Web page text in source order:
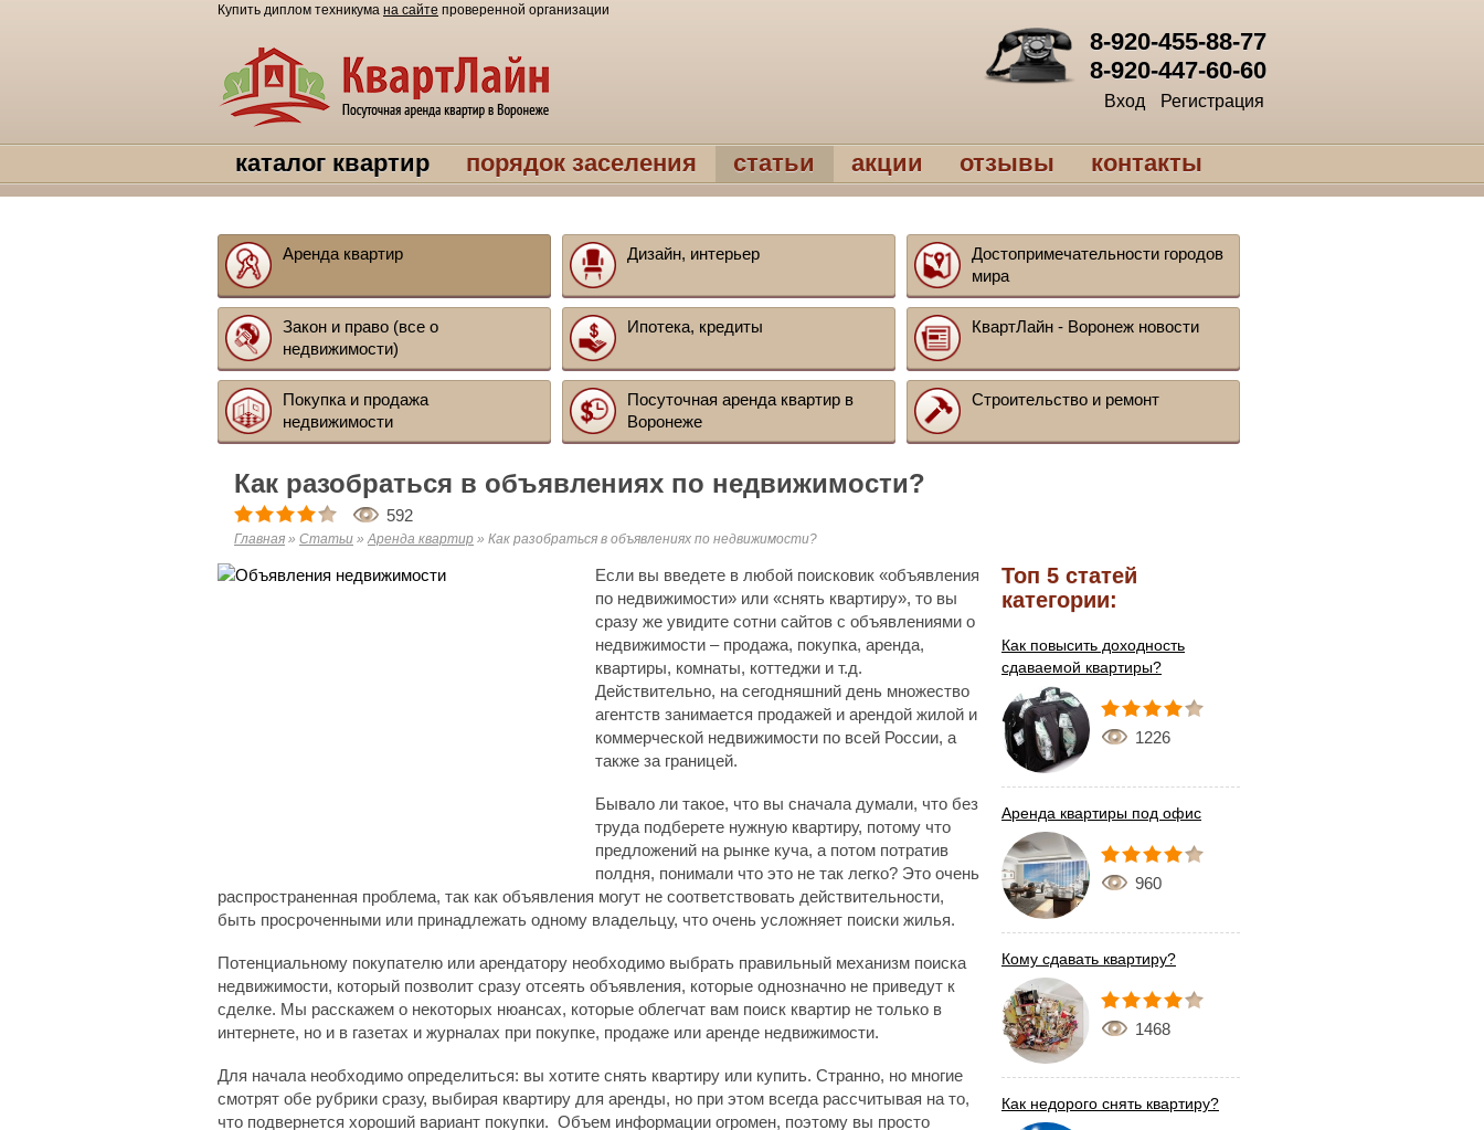
Купить диплом техникума на сайте проверенной организации
8-920-455-88-77
8-920-447-60-60
Вход Регистрация
каталог квартир порядок заселения статьи акции отзывы контакты
Аренда квартир Дизайн, интерьер
Достопримечательности городов
мира
Закон и право (все о
недвижимости)
Ипотека, кредиты КвартЛайн - Воронеж новости
Покупка и продажа
недвижимости
Посуточная аренда квартир в
Воронеже
Строительство и ремонт
Как разобраться в объявлениях по недвижимости?
592
Главная » Статьи »Аренда квартир » Как разобраться в объявлениях по недвижимости?
Если вы введете в любой поисковик «объявления
по недвижимости» или «снять квартиру», то вы
сразу же увидите сотни сайтов с объявлениями о
недвижимости – продажа, покупка, аренда,
квартиры, комнаты, коттеджи и т.д.
Действительно, на сегодняшний день множество
агентств занимается продажей и арендой жилой и
коммерческой недвижимости по всей России, а
также за границей.
Бывало ли такое, что вы сначала думали, что без
труда подберете нужную квартиру, потому что
предложений на рынке куча, а потом потратив
полдня, понимали что это не так легко? Это очень
распространенная проблема, так как объявления могут не соответствовать действительности,
быть просроченными или принадлежать одному владельцу, что очень усложняет поиски жилья.
Потенциальному покупателю или арендатору необходимо выбрать правильный механизм поиска
недвижимости, который позволит сразу отсеять объявления, которые однозначно не приведут к
сделке. Мы расскажем о некоторых нюансах, которые облегчат вам поиск квартир не только в
интернете, но и в газетах и журналах при покупке, продаже или аренде недвижимости.
Для начала необходимо определиться: вы хотите снять квартиру или купить. Странно, но многие
смотрят обе рубрики сразу, выбирая квартиру для аренды, но при этом всегда рассчитывая на то,
что подвернется хороший вариант покупки. Объем информации огромен, поэтому вы просто
Топ 5 статей
категории:
Как повысить доходность
сдаваемой квартиры?
1226
Аренда квартиры под офис
960
Кому сдавать квартиру?
1468
Как недорого снять квартиру?